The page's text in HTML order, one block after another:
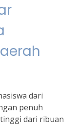
dari
penuh
dari ribuan